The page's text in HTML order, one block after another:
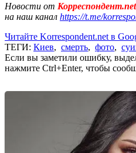
Новости от Корреспондент.net
на наш канал https://t.me/
Читайте Korrespondent.net в
ТЕГИ: Киев, смерть, фото,
Если вы заметили ошибку,
нажмите Ctrl+Enter, чтобы